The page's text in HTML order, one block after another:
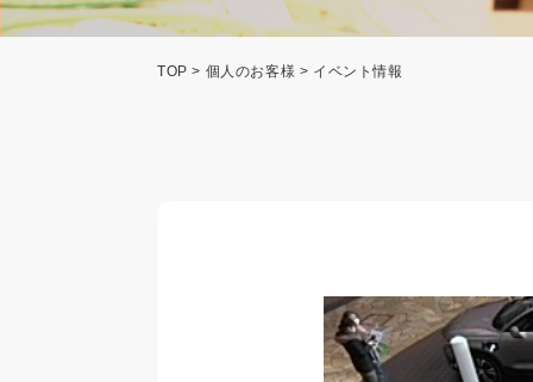
TOP > 個人のお客様 > イベント情報